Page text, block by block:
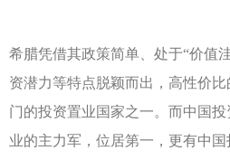
希腊凭借其政策简单、处于“价值
资潜力等特点脱颖而出，高性价
门的投资置业国家之一。而中国
业的主力军，位居第一，更有中